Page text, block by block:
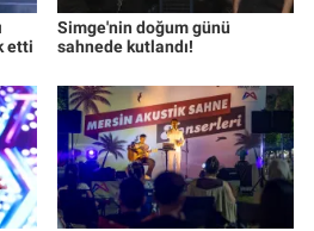
etti
Simge'nin doğum günü
sahnede kutlandı!